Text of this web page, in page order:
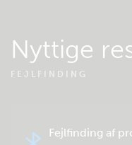
Nyttige
FEJLFINDING
Fejlfinding af